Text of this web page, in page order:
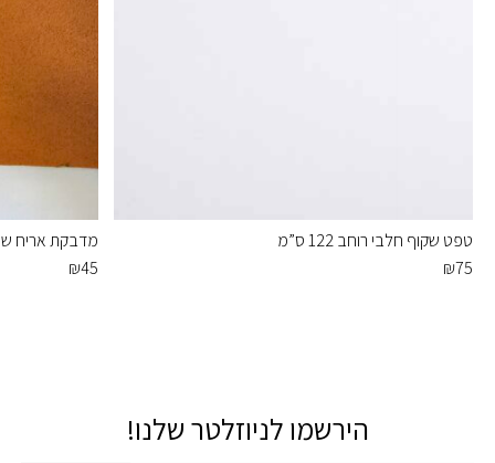
טפט שקוף חלבי רוחב 122 ס”מ
₪75
מדבקת אריח
₪45
הירשמו לניוזלטר שלנו!